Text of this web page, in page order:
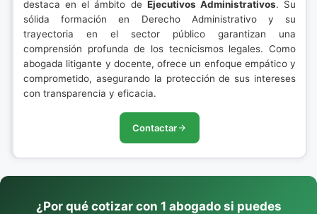
destaca en el ámbito de Ejecutivos Administrativos. Su
sólida formación en Derecho Administrativo y su
trayectoria en el sector público garantizan una
comprensión profunda de los tecnicismos legales. Como
abogada litigante y docente, ofrece un enfoque empático y
comprometido, asegurando la protección de sus intereses
con transparencia y eficacia.
Contactar
¿Por qué cotizar con 1 abogado si puedes